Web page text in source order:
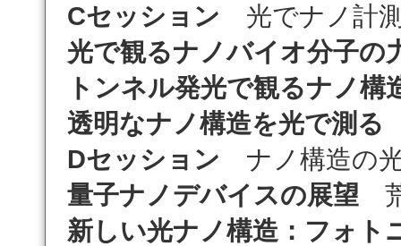
Cセッション 光でナノ計
光で観るナノバイオ分子の
トンネル発光で観るナノ構
透明なナノ構造を光で測る
Dセッション ナノ構造の
量子ナノデバイスの展望
新しい光ナノ構造：フォト